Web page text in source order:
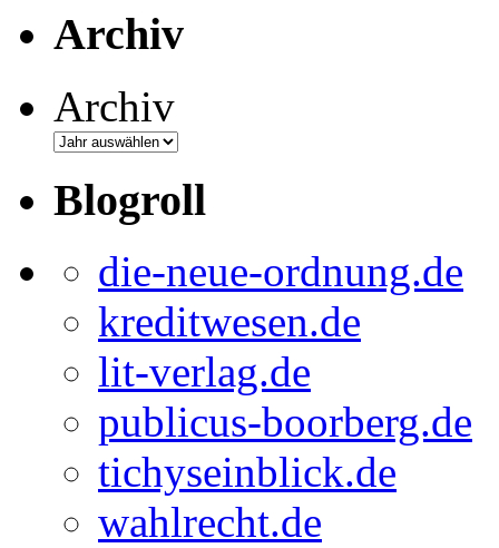
Archiv
Archiv
Blogroll
die-neue-ordnung.de
kreditwesen.de
lit-verlag.de
publicus-boorberg.de
tichyseinblick.de
wahlrecht.de